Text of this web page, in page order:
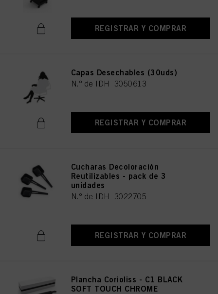
REGISTRAR Y COMPRAR
Capas Desechables (30uds)
N.º de IDH 3050613
REGISTRAR Y COMPRAR
Cucharas Decoloración
Reutilizables - pack de 3
unidades
N.º de IDH 3022705
REGISTRAR Y COMPRAR
Plancha Corioliss - C1 BLACK
SOFT TOUCH CHROME